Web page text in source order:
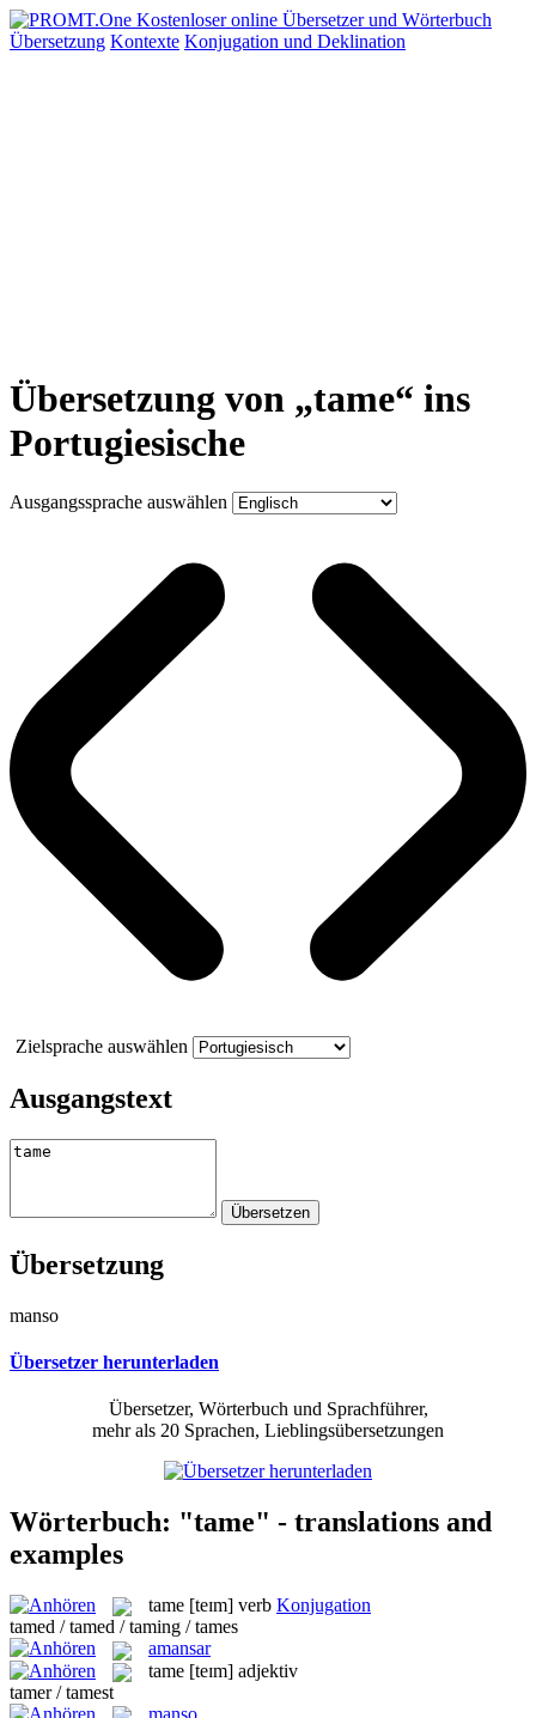
Übersetzung Kontexte Konjugation und Deklination
Übersetzung von „tame“ ins
Portugiesische
Ausgangssprache auswählen
Zielsprache auswählen
Ausgangstext
Übersetzung
manso
Übersetzer herunterladen
Übersetzer, Wörterbuch und Sprachführer,
mehr als 20 Sprachen, Lieblingsübersetzungen
Wörterbuch: "tame" - translations and
examples
tame [teɪm] verb Konjugation
tamed / tamed / taming / tames
amansar
tame [teɪm] adjektiv
tamer / tamest
manso